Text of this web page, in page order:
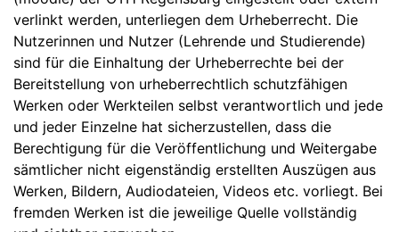
verlinkt werden, unterliegen dem Urheberrecht. Die
Nutzerinnen und Nutzer (Lehrende und Studierende)
sind für die Einhaltung der Urheberrechte bei der
Bereitstellung von urheberrechtlich schutzfähigen
Werken oder Werkteilen selbst verantwortlich und jede
und jeder Einzelne hat sicherzustellen, dass die
Berechtigung für die Veröffentlichung und Weitergabe
sämtlicher nicht eigenständig erstellten Auszügen aus
Werken, Bildern, Audiodateien, Videos etc. vorliegt. Bei
fremden Werken ist die jeweilige Quelle vollständig